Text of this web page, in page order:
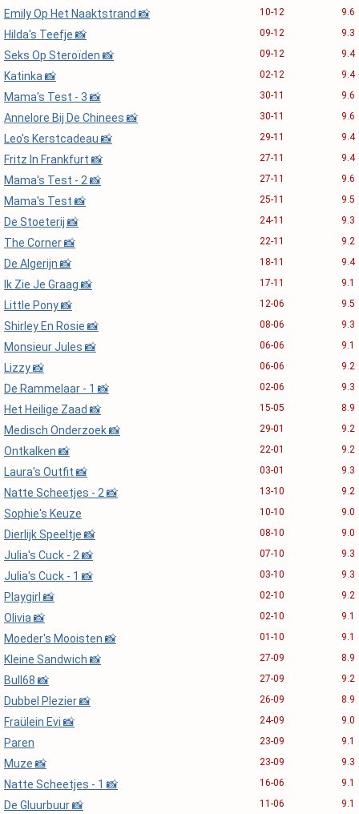
Emily Op Het Naaktstrand 📸 10-12 9.6
Hilda's Teefje 📸 09-12 9.3
Seks Op Steroïden 📸 09-12 9.4
Katinka 📸 02-12 9.4
Mama's Test - 3 📸 30-11 9.6
Annelore Bij De Chinees 📸 30-11 9.6
Leo's Kerstcadeau 📸 29-11 9.4
Fritz In Frankfurt 📸 27-11 9.4
Mama's Test - 2 📸 27-11 9.6
Mama's Test 📸 25-11 9.5
De Stoeterij 📸 24-11 9.3
The Corner 📸 22-11 9.2
De Algerijn 📸 18-11 9.4
Ik Zie Je Graag 📸 17-11 9.1
Little Pony 📸 12-06 9.5
Shirley En Rosie 📸 08-06 9.3
Monsieur Jules 📸 06-06 9.1
Lizzy 📸 06-06 9.2
De Rammelaar - 1 📸 02-06 9.3
Het Heilige Zaad 📸 15-05 8.9
Medisch Onderzoek 📸 29-01 9.2
Ontkalken 📸 22-01 9.2
Laura's Outfit 📸 03-01 9.3
Natte Scheetjes - 2 📸 13-10 9.2
Sophie's Keuze 10-10 9.0
Dierlijk Speeltje 📸 08-10 9.0
Julia's Cuck - 2 📸 07-10 9.3
Julia's Cuck - 1 📸 03-10 9.3
Playgirl 📸 02-10 9.2
Olivia 📸 02-10 9.1
Moeder's Mooisten 📸 01-10 9.1
Kleine Sandwich 📸 27-09 8.9
Bull68 📸 27-09 9.2
Dubbel Plezier 📸 26-09 8.9
Fraülein Evi 📸 24-09 9.0
Paren 23-09 9.1
Muze 📸 23-09 9.3
Natte Scheetjes - 1 📸 16-06 9.1
De Gluurbuur 📸 11-06 9.1